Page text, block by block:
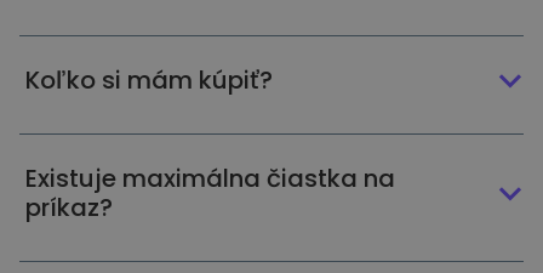
Koľko si mám kúpiť?
Existuje maximálna čiastka na
príkaz?